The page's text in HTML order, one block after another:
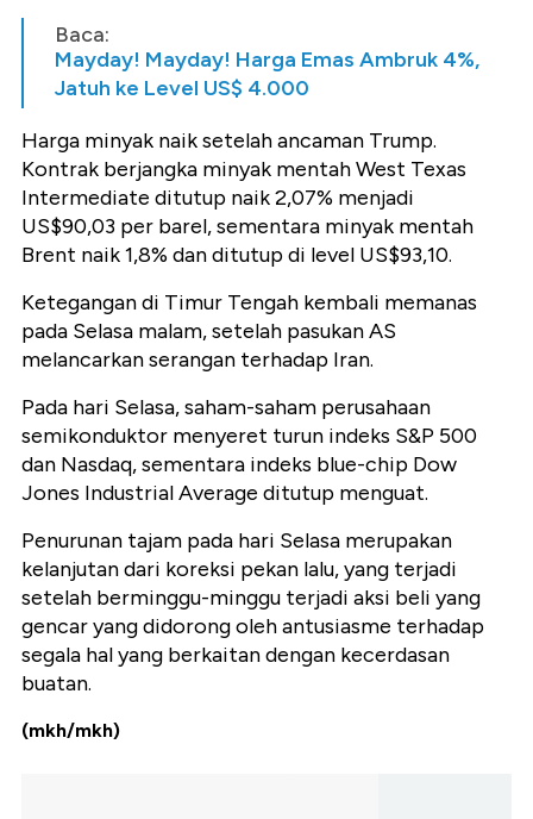
Baca:
Mayday! Mayday! Harga Emas Ambruk 4%,
Jatuh ke Level US$ 4.000
Harga minyak naik setelah ancaman Trump.
Kontrak berjangka minyak mentah West Texas
Intermediate ditutup naik 2,07% menjadi
US$90,03 per barel, sementara minyak mentah
Brent naik 1,8% dan ditutup di level US$93,10.
Ketegangan di Timur Tengah kembali memanas
pada Selasa malam, setelah pasukan AS
melancarkan serangan terhadap Iran.
Pada hari Selasa, saham-saham perusahaan
semikonduktor menyeret turun indeks S&P 500
dan Nasdaq, sementara indeks blue-chip Dow
Jones Industrial Average ditutup menguat.
Penurunan tajam pada hari Selasa merupakan
kelanjutan dari koreksi pekan lalu, yang terjadi
setelah berminggu-minggu terjadi aksi beli yang
gencar yang didorong oleh antusiasme terhadap
segala hal yang berkaitan dengan kecerdasan
buatan.
(mkh/mkh)